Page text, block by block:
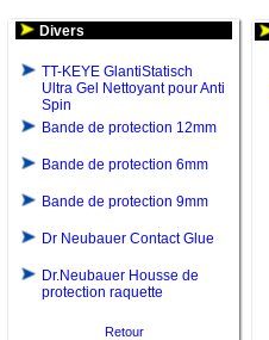
Divers
TT-KEYE GlantiStatisch
Ultra Gel Nettoyant pour Anti
Spin
Bande de protection 12mm
Bande de protection 6mm
Bande de protection 9mm
Dr Neubauer Contact Glue
Dr.Neubauer Housse de
protection raquette
Retour